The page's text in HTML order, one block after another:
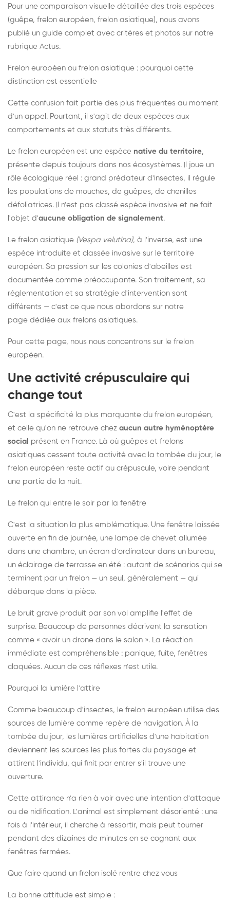
Pour une comparaison visuelle détaillée des trois espèces
(guêpe, frelon européen, frelon asiatique), nous avons
publié un guide complet avec critères et photos sur notre
rubrique Actus.
Frelon européen ou frelon asiatique : pourquoi cette
distinction est essentielle
Cette confusion fait partie des plus fréquentes au moment
d'un appel. Pourtant, il s'agit de deux espèces aux
comportements et aux statuts très différents.
Le frelon européen est une espèce native du territoire,
présente depuis toujours dans nos écosystèmes. Il joue un
rôle écologique réel : grand prédateur d'insectes, il régule
les populations de mouches, de guêpes, de chenilles
défoliatrices. Il n'est pas classé espèce invasive et ne fait
l'objet d'aucune obligation de signalement.
Le frelon asiatique (Vespa velutina), à l'inverse, est une
espèce introduite et classée invasive sur le territoire
européen. Sa pression sur les colonies d'abeilles est
documentée comme préoccupante. Son traitement, sa
réglementation et sa stratégie d'intervention sont
différents — c'est ce que nous abordons sur notre
page dédiée aux frelons asiatiques.
Pour cette page, nous nous concentrons sur le frelon
européen.
Une activité crépusculaire qui
change tout
C'est la spécificité la plus marquante du frelon européen,
et celle qu'on ne retrouve chez aucun autre hyménoptère
social présent en France. Là où guêpes et frelons
asiatiques cessent toute activité avec la tombée du jour, le
frelon européen reste actif au crépuscule, voire pendant
une partie de la nuit.
Le frelon qui entre le soir par la fenêtre
C'est la situation la plus emblématique. Une fenêtre laissée
ouverte en fin de journée, une lampe de chevet allumée
dans une chambre, un écran d'ordinateur dans un bureau,
un éclairage de terrasse en été : autant de scénarios qui se
terminent par un frelon — un seul, généralement — qui
débarque dans la pièce.
Le bruit grave produit par son vol amplifie l'effet de
surprise. Beaucoup de personnes décrivent la sensation
comme « avoir un drone dans le salon ». La réaction
immédiate est compréhensible : panique, fuite, fenêtres
claquées. Aucun de ces réflexes n'est utile.
Pourquoi la lumière l'attire
Comme beaucoup d'insectes, le frelon européen utilise des
sources de lumière comme repère de navigation. À la
tombée du jour, les lumières artificielles d'une habitation
deviennent les sources les plus fortes du paysage et
attirent l'individu, qui finit par entrer s'il trouve une
ouverture.
Cette attirance n'a rien à voir avec une intention d'attaque
ou de nidification. L'animal est simplement désorienté : une
fois à l'intérieur, il cherche à ressortir, mais peut tourner
pendant des dizaines de minutes en se cognant aux
fenêtres fermées.
Que faire quand un frelon isolé rentre chez vous
La bonne attitude est simple :